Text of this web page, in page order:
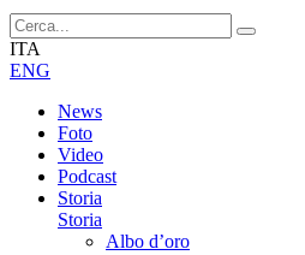
ITA
ENG
News
Foto
Video
Podcast
Storia
Storia
Albo d’oro